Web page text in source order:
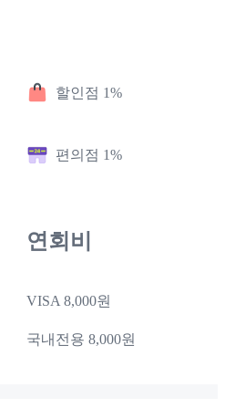
할인점 1%
편의점 1%
연회비
VISA 8,000원
국내전용 8,000원